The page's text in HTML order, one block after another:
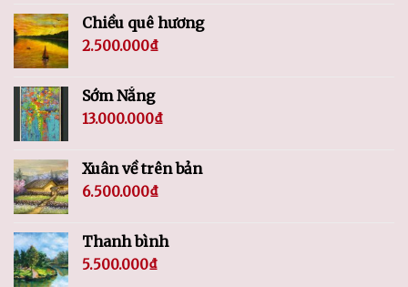
Chiều quê hương
2.500.000₫
Sớm Nắng
13.000.000₫
Xuân về trên bản
6.500.000₫
Thanh bình
5.500.000₫